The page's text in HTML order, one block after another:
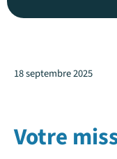
18 septembre 2025
Votre